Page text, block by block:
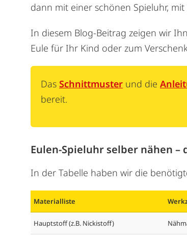
dann mit einer schönen Spieluhr,
In diesem Blog-Beitrag zeigen wir
Eule für Ihr Kind oder zum
Das Schnittmuster und die
bereit.
Eulen-Spieluhr selber nähen
In der Tabelle haben wir die
Materialliste
Hauptstoff (z.B. Nickistoff)